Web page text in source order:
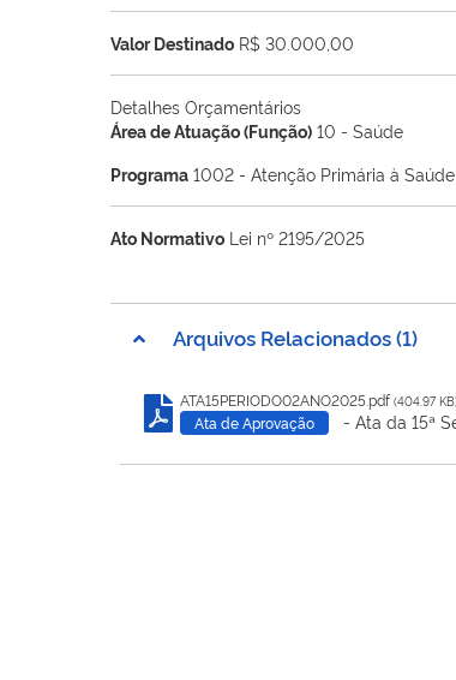
Valor Destinado R$ 30.000,00
Detalhes Orçamentários
Área de Atuação (Função) 10 - Saúde
Programa 1002 - Atenção Primária à
Ato Normativo Lei nº 2195/2025
Arquivos Relacionados (1)
ATA15PERIODO02ANO2025.pdf(404.97
Ata de Aprovação - Ata da 15ª